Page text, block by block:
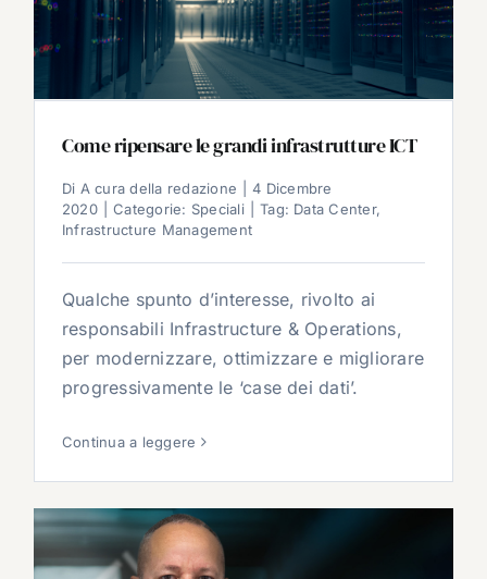
Come ripensare le grandi infrastrutture ICT
Di A cura della redazione
4 Dicembre
2020
Categorie: Speciali Tag: Data Center,
Infrastructure Management
Qualche spunto d’interesse, rivolto ai
responsabili Infrastructure & Operations,
per modernizzare, ottimizzare e migliorare
progressivamente le ‘case dei dati’.
Continua a leggere